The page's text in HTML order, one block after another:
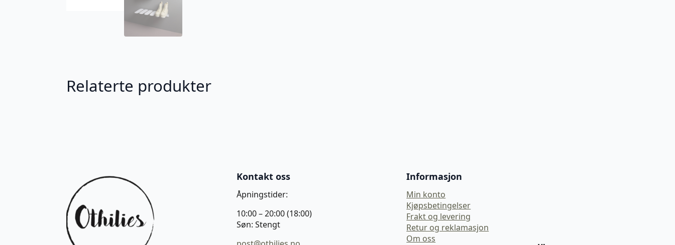
Relaterte produkter
Kontakt oss
Åpningstider:
10:00 – 20:00 (18:00)
Søn: Stengt
Informasjon
Min konto
Kjøpsbetingelser
Frakt og levering
Retur og reklamasjon
Om oss